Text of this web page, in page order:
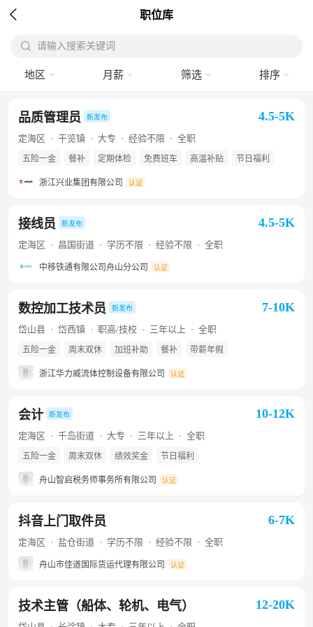
 职位库
 请输入搜索关键词
地区 月薪 筛选 排序
品质管理员 新发布 4.5-5K
定海区 干览镇 大专 经验不限 全职
五险一金 餐补 定期体检 免费班车 高温补贴 节日福利
浙江兴业集团有限公司 认证
接线员 新发布 4.5-5K
定海区 昌国街道 学历不限 经验不限 全职
中移铁通有限公司舟山分公司 认证
数控加工技术员 新发布 7-10K
岱山县 岱西镇 职高/技校 三年以上 全职
五险一金 周末双休 加班补助 餐补 带薪年假
浙江华力威流体控制设备有限公司 认证
会计 新发布 10-12K
定海区 千岛街道 大专 三年以上 全职
五险一金 周末双休 绩效奖金 节日福利
舟山智启税务师事务所有限公司 认证
抖音上门取件员 6-7K
定海区 盐仓街道 学历不限 经验不限 全职
舟山市佳道国际货运代理有限公司 认证
技术主管（船体、轮机、电气） 12-20K